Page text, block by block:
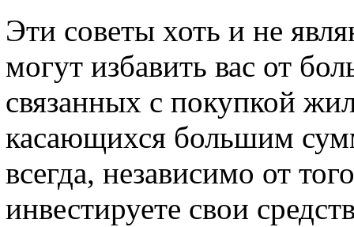
Эти советы хоть и не
могут избавить вас от
связанных с покупкой
касающихся большим
всегда, независимо от
инвестируете свои